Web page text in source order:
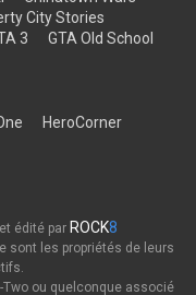
City Stories
3
GTA Old School
HeroCorner
édité par ROCK8
sont les propriétés de leurs
ou quelconque associé